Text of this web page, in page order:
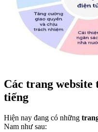
Các trang
tiếng
Hiện nay đang có những
Nam như sau: